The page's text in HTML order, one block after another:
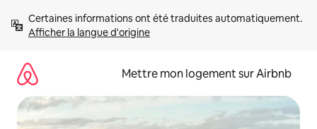
directement
Afficher la langue d'origine
Mettre mon logement sur Airbnb